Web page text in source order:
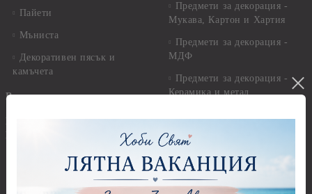
Пайети
Мъниста
Декоративен пясък и
камъчета
Висулки
Глина,Гипс, Калъпи,
Елементи, Инструменти
Керамична смес за отливки
Керамични елементи
Предмети за декорация -
Мукава, Картон и Хартия
Предмети за декорация -
МДФ
Предмети за декорация -
Керамика и метал
Стъкло
Предмети за декорация -